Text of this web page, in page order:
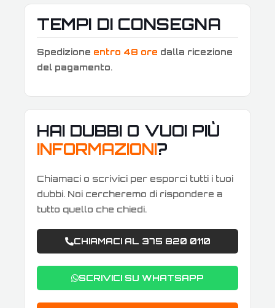
TEMPI DI CONSEGNA
Spedizione entro 48 ore dalla ricezione
del pagamento.
HAI DUBBI O VUOI PIÙ
INFORMAZIONI?
Chiamaci o scrivici per esporci tutti i tuoi
dubbi. Noi cercheremo di rispondere a
tutto quello che chiedi.
CHIAMACI AL 375 820 0110
SCRIVICI SU WHATSAPP